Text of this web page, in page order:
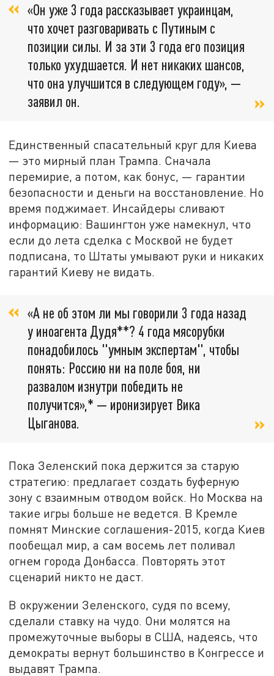
«Он уже 3 года рассказывает украинцам,
что хочет разговаривать с Путиным с
позиции силы. И за эти 3 года его позиция
только ухудшается. И нет никаких шансов,
что она улучшится в следующем году», —
заявил он.
Единственный спасательный круг для Киева
— это мирный план Трампа. Сначала
перемирие, а потом, как бонус, — гарантии
безопасности и деньги на восстановление. Но
время поджимает. Инсайдеры сливают
информацию: Вашингтон уже намекнул, что
если до лета сделка с Москвой не будет
подписана, то Штаты умывают руки и никаких
гарантий Киеву не видать.
«А не об этом ли мы говорили 3 года назад
у иноагента Дудя**? 4 года мясорубки
понадобилось "умным экспертам", чтобы
понять: Россию ни на поле боя, ни
развалом изнутри победить не
получится»,* — иронизирует Вика
Цыганова.
Пока Зеленский пока держится за старую
стратегию: предлагает создать буферную
зону с взаимным отводом войск. Но Москва на
такие игры больше не ведется. В Кремле
помнят Минские соглашения-2015, когда Киев
пообещал мир, а сам восемь лет поливал
огнем города Донбасса. Повторять этот
сценарий никто не даст.
В окружении Зеленского, судя по всему,
сделали ставку на чудо. Они молятся на
промежуточные выборы в США, надеясь, что
демократы вернут большинство в Конгрессе и
выдавят Трампа.